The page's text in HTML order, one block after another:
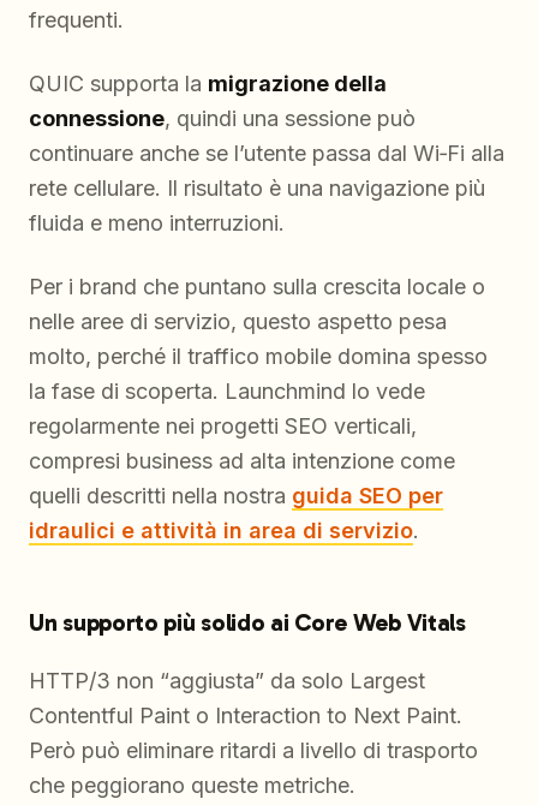
frequenti.
QUIC supporta la migrazione della
connessione, quindi una sessione può
continuare anche se l’utente passa dal Wi‑Fi alla
rete cellulare. Il risultato è una navigazione più
fluida e meno interruzioni.
Per i brand che puntano sulla crescita locale o
nelle aree di servizio, questo aspetto pesa
molto, perché il traffico mobile domina spesso
la fase di scoperta. Launchmind lo vede
regolarmente nei progetti SEO verticali,
compresi business ad alta intenzione come
quelli descritti nella nostra guida SEO per
idraulici e attività in area di servizio.
Un supporto più solido ai Core Web Vitals
HTTP/3 non “aggiusta” da solo Largest
Contentful Paint o Interaction to Next Paint.
Però può eliminare ritardi a livello di trasporto
che peggiorano queste metriche.